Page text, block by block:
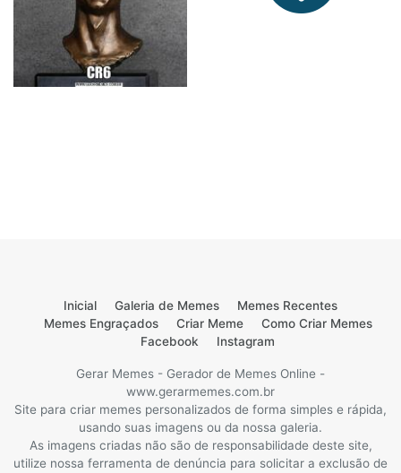
Inicial Galeria de Memes
Memes Recentes
Memes Engraçados
Criar Meme
Como Criar Memes
Facebook
Instagram
Gerar Memes - Gerador de Memes Online -
www.gerarmemes.com.br
Site para criar memes personalizados de forma simples e rápida,
usando suas imagens ou da nossa galeria.
As imagens criadas não são de responsabilidade deste site,
utilize nossa ferramenta de denúncia para solicitar a exclusão de